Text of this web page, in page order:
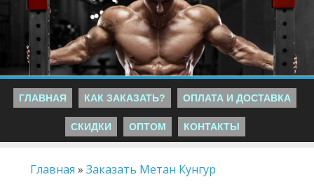
ГЛАВНАЯ КАК ЗАКАЗАТЬ? ОПЛАТА И ДОСТАВКА
СКИДКИ ОПТОМ КОНТАКТЫ
Главная »Заказать Метан Кунгур